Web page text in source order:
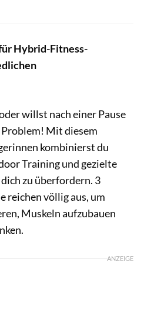
Hybrid-Fitness-
willst nach einer Pause
Mit diesem
kombinierst du
Training und gezielte
zu überfordern. 3
reichen völlig aus, um
Muskeln aufzubauen
ANZEIGE